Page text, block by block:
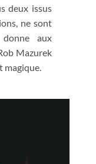
deux issus
ne sont
aux
Mazurek
magique.